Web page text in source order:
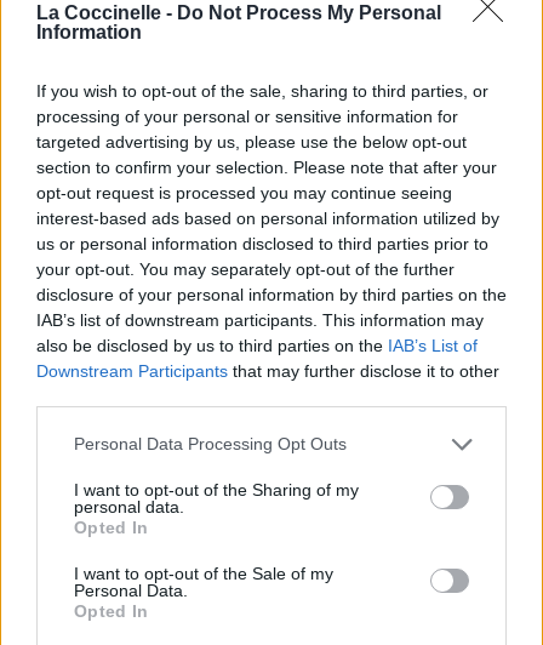
La Coccinelle - Do Not Process My Personal
Information
If you wish to opt-out of the sale, sharing to third parties, or
processing of your personal or sensitive information for
targeted advertising by us, please use the below opt-out
section to confirm your selection. Please note that after your
opt-out request is processed you may continue seeing
interest-based ads based on personal information utilized by
us or personal information disclosed to third parties prior to
your opt-out. You may separately opt-out of the further
disclosure of your personal information by third parties on the
IAB’s list of downstream participants. This information may
also be disclosed by us to third parties on the IAB’s List of
Downstream Participants that may further disclose it to other
Personal Data Processing Opt Outs
I want to opt-out of the Sharing of my
personal data.
Opted In
I want to opt-out of the Sale of my
Personal Data.
Opted In
Pour prolonger le plaisir musical :
Vous aimez chanter, apprenez la guitare chez
Télécharger légalement les MP3 sur
Télécharger légalement les MP3 ou trouver le CD sur
Trouver des vinyles et des CD sur
Trouver un instrument de musique ou une partition au
meilleur prix sur
⇑
Paroles + Traduction Téléchargement
Vidéos
Commentaires
Concert/Live